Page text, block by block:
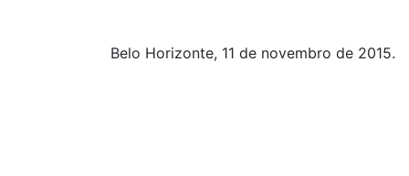
Belo Horizonte, 11 de novembro de 2015.